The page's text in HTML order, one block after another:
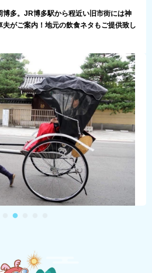
多。JR博多駅から程近い旧市街には神
がご案内！地元の飲食ネタもご提供致し